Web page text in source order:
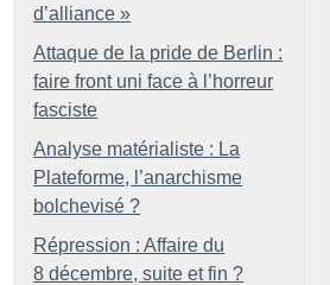
d’alliance »
Attaque de la pride de Berlin :
faire front uni face à l’horreur
fasciste
Analyse matérialiste : La
Plateforme, l’anarchisme
bolchevisé ?
Répression : Affaire du
8 décembre, suite et fin ?